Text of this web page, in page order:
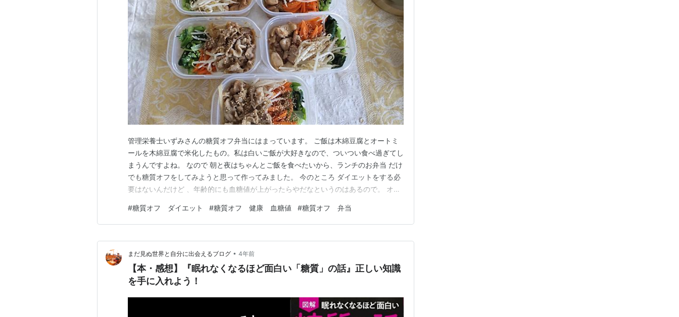
管理栄養士いずみさんの糖質オフ弁当にはまっています。 ご飯は木綿豆腐とオートミ
ールを木綿豆腐で米化したもの。私は白いご飯が大好きなので、ついつい食べ過ぎてし
まうんですよね。 なので 朝と夜はちゃんとご飯を食べたいから、ランチのお弁当 だけ
でも糖質オフをしてみようと思って作ってみました。 今のところ ダイエットをする必
要はないんだけど 、年齢的にも血糖値が上がったらやだなというのはあるので。 オー
ったんだけど食べてみると結構、美味しい。 そして腹持ちがいいです。夕方までお腹
がすかない。当然、節約にもなります。 普通の作…
#糖質オフ ダイエット #糖質オフ 健康 血糖値 #糖質オフ 弁当
まだ見ぬ世界と自分に出会えるブログ • 4年前
【本・感想】『眠れなくなるほど面白い「糖質」の話』正しい知識
を手に入れよう！